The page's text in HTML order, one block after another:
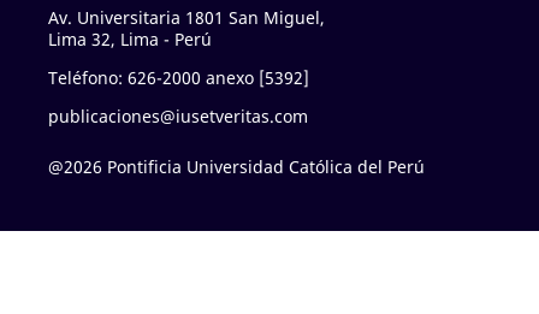
Av. Universitaria 1801 San Miguel,
Lima 32, Lima - Perú
Teléfono: 626-2000 anexo [5392]
publicaciones@iusetveritas.com
@2026 Pontificia Universidad Católica del Perú